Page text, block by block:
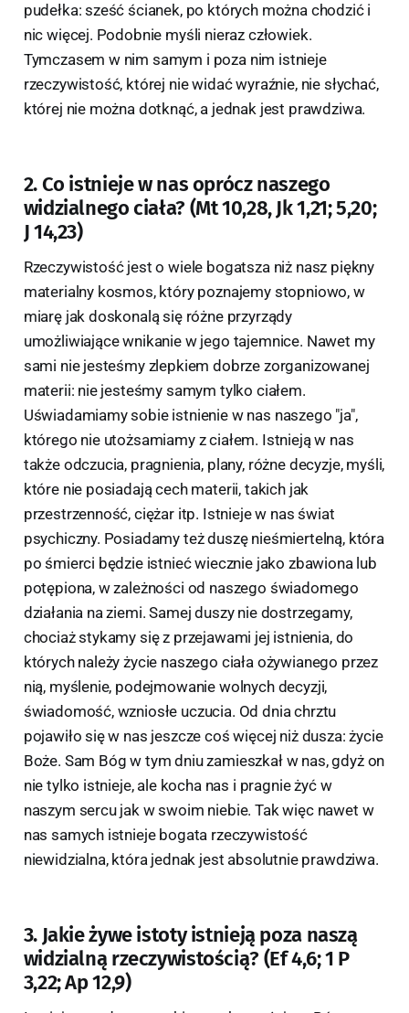
pudełka: sześć ścianek, po których można chodzić i
nic więcej. Podobnie myśli nieraz człowiek.
Tymczasem w nim samym i poza nim istnieje
rzeczywistość, której nie widać wyraźnie, nie słychać,
której nie można dotknąć, a jednak jest prawdziwa.
2. Co istnieje w nas oprócz naszego
widzialnego ciała? (Mt 10,28, Jk 1,21; 5,20;
J 14,23)
Rzeczywistość jest o wiele bogatsza niż nasz piękny
materialny kosmos, który poznajemy stopniowo, w
miarę jak doskonalą się różne przyrządy
umożliwiające wnikanie w jego tajemnice. Nawet my
sami nie jesteśmy zlepkiem dobrze zorganizowanej
materii: nie jesteśmy samym tylko ciałem.
Uświadamiamy sobie istnienie w nas naszego "ja",
którego nie utożsamiamy z ciałem. Istnieją w nas
także odczucia, pragnienia, plany, różne decyzje, myśli,
które nie posiadają cech materii, takich jak
przestrzenność, ciężar itp. Istnieje w nas świat
psychiczny. Posiadamy też duszę nieśmiertelną, która
po śmierci będzie istnieć wiecznie jako zbawiona lub
potępiona, w zależności od naszego świadomego
działania na ziemi. Samej duszy nie dostrzegamy,
chociaż stykamy się z przejawami jej istnienia, do
których należy życie naszego ciała ożywianego przez
nią, myślenie, podejmowanie wolnych decyzji,
świadomość, wzniosłe uczucia. Od dnia chrztu
pojawiło się w nas jeszcze coś więcej niż dusza: życie
Boże. Sam Bóg w tym dniu zamieszkał w nas, gdyż on
nie tylko istnieje, ale kocha nas i pragnie żyć w
naszym sercu jak w swoim niebie. Tak więc nawet w
nas samych istnieje bogata rzeczywistość
niewidzialna, która jednak jest absolutnie prawdziwa.
3. Jakie żywe istoty istnieją poza naszą
widzialną rzeczywistością? (Ef 4,6; 1 P
3,22; Ap 12,9)